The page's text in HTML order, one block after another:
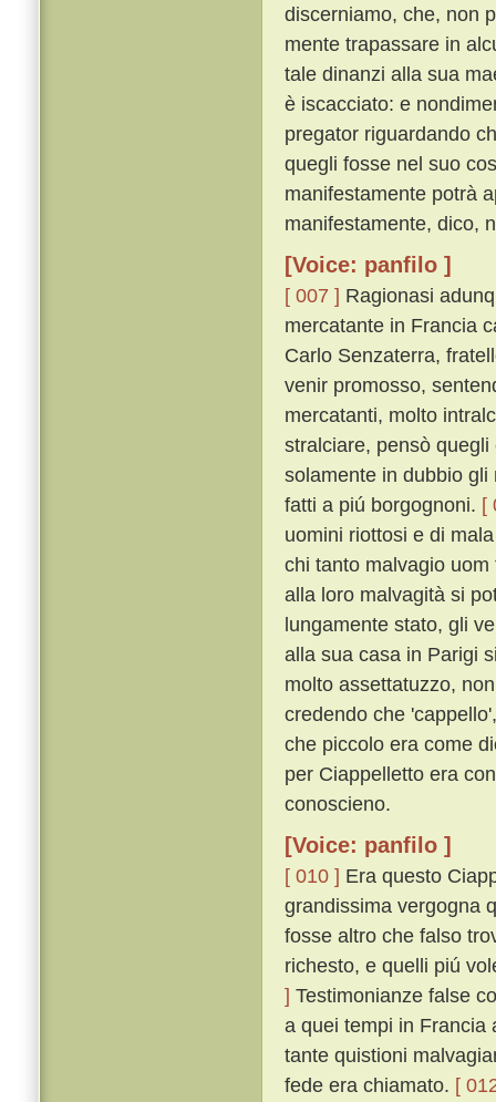
discerniamo, che, non
mente trapassare in
tale dinanzi alla sua
è iscacciato: e
pregator riguardando
quegli fosse nel suo
manifestamente potrà
manifestamente, dico,
[Voice: panfilo ]
[ 007 ] Ragionasi
mercatante in Francia
Carlo Senzaterra,
venir promosso,
mercatanti, molto
stralciare, pensò
solamente in dubbio
fatti a piú borgognoni. [
uomini riottosi e di
chi tanto malvagio
alla loro malvagità si
lungamente stato, gli
alla sua casa in Parigi
molto assettatuzzo,
credendo che
che piccolo era come
per Ciappelletto era
conoscieno.
[Voice: panfilo ]
[ 010 ] Era questo
grandissima vergogna
fosse altro che falso
richesto, e quelli piú
] Testimonianze false
a quei tempi in Francia
tante quistioni
fede era chiamato. [